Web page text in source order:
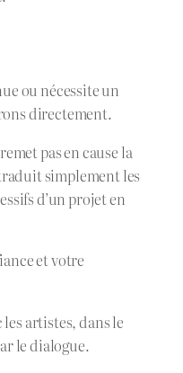
ou nécessite un
directement.
pas en cause la
simplement les
d’un projet en
et votre
artistes, dans le
le dialogue.